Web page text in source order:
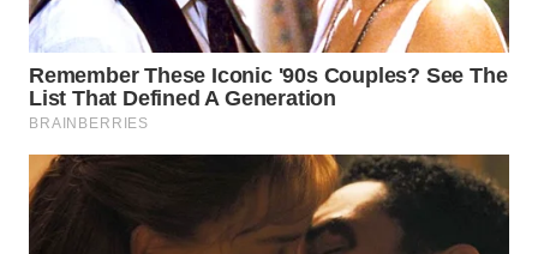
BOGOR
WN
DEPOK
WN
TAPANULI